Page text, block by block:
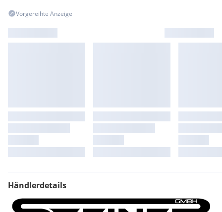
Vorgereihte Anzeige
Händlerdetails